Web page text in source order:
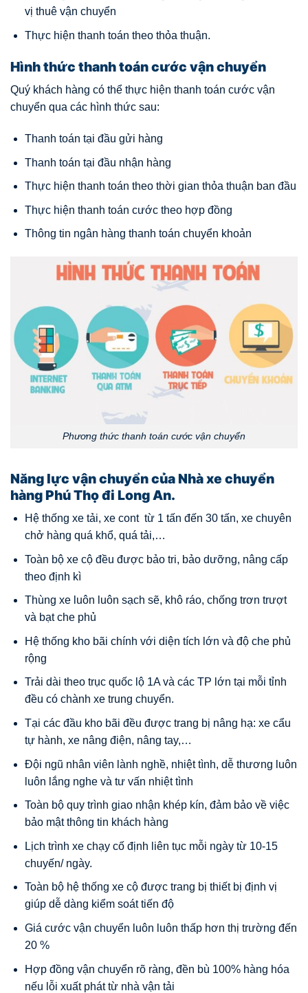
vị thuê vận chuyển
Thực hiện thanh toán theo thỏa thuận.
Hình thức thanh toán cước vận chuyển
Quý khách hàng có thể thực hiện thanh toán cước vận
chuyển qua các hình thức sau:
Thanh toán tại đầu gửi hàng
Thanh toán tại đầu nhận hàng
Thực hiện thanh toán theo thời gian thỏa thuận ban đầu
Thực hiện thanh toán cước theo hợp đồng
Thông tin ngân hàng thanh toán chuyển khoản
Phương thức thanh toán cước vận chuyển
Năng lực vận chuyển của Nhà xe chuyển
hàng Phú Thọ đi Long An.
Hệ thống xe tải, xe cont từ 1 tấn đến 30 tấn, xe chuyên
chở hàng quá khổ, quá tải,…
Toàn bộ xe cộ đều được bảo tri, bảo dưỡng, nâng cấp
theo định kì
Thùng xe luôn luôn sạch sẽ, khô ráo, chống trơn trượt
và bạt che phủ
Hệ thống kho bãi chính với diện tích lớn và độ che phủ
rộng
Trải dài theo trục quốc lộ 1A và các TP lớn tại mỗi tỉnh
đều có chành xe trung chuyển.
Tại các đầu kho bãi đều được trang bị nâng hạ: xe cẩu
tự hành, xe nâng điện, nâng tay,…
Đội ngũ nhân viên lành nghề, nhiệt tình, dễ thương luôn
luôn lắng nghe và tư vấn nhiệt tình
Toàn bộ quy trình giao nhận khép kín, đảm bảo về việc
bảo mật thông tin khách hàng
Lịch trình xe chạy cố định liên tục mỗi ngày từ 10-15
chuyến/ ngày.
Toàn bộ hệ thống xe cộ được trang bị thiết bị định vị
giúp dễ dàng kiểm soát tiến độ
Giá cước vận chuyển luôn luôn thấp hơn thị trường đến
20 %
Hợp đồng vận chuyển rõ ràng, đền bù 100% hàng hóa
nếu lỗi xuất phát từ nhà vận tải